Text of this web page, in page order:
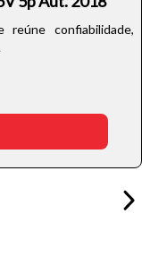
confiabilidade,